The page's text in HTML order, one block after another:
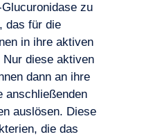
zu
das für die
in ihre aktiven
diese aktiven
dann an ihre
anschließenden
auslösen. Diese
die das